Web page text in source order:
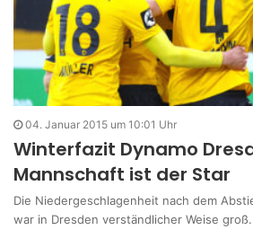
04. Januar 2015 um 10:01 Uhr
Winterfazit Dynamo
Mannschaft ist der Star
Die Niedergeschlagenheit nach dem
war in Dresden verständlicher Weise